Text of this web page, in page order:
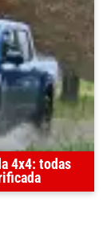
4x4: todas